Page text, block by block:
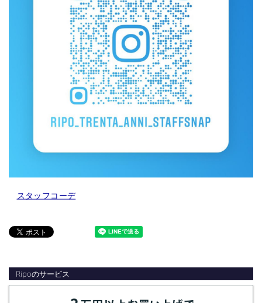
スタッフコーデ
Ripoのサービス